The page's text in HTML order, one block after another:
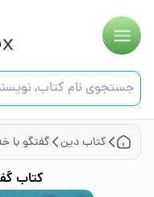
کتابدین گفتگو با
کتاب